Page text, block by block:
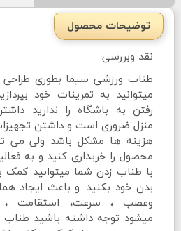
توضیحات محصول
نقد وبررسی
طناب ورزشی سیما بطوری
میتوانید به تمرینات خود
رفتن به باشگاه را ندارید
منزل ضروری است و داشتن
هزینه ها مشکل باشد ولی می
محصول را خریداری کنید و به
با طناب زدن شما میتوانید
بدن خود بکنید. و باعث ایجاد
وعصب ، سرعت، استقامت ،
میشود توجه داشته باشید